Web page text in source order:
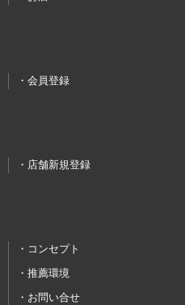
会員登録
店舗新規登録
コンセプト
推薦環境
お問い合せ